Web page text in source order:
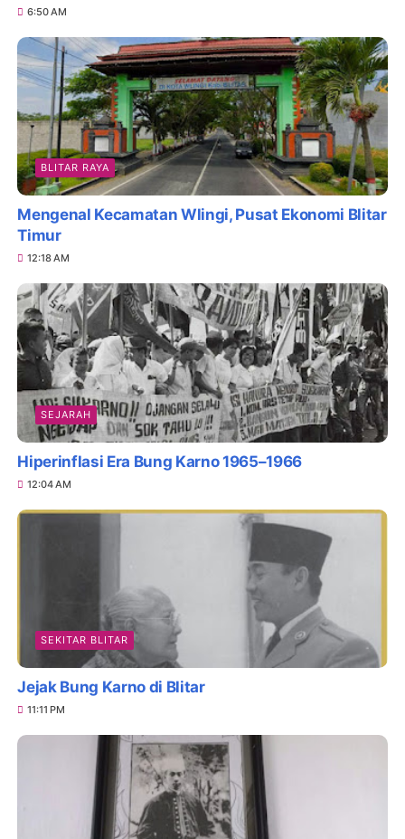
6:50 AM
BLITAR RAYA
Mengenal Kecamatan Wlingi, Pusat Ekonomi Blitar
Timur
12:18 AM
SEJARAH
Hiperinflasi Era Bung Karno 1965–1966
12:04 AM
SEKITAR BLITAR
Jejak Bung Karno di Blitar
11:11 PM